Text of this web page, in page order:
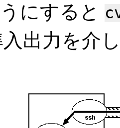
にすると
出力を介